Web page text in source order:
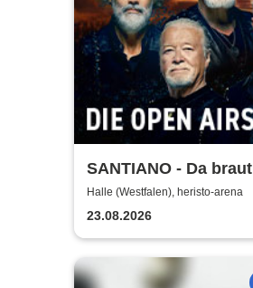
SANTIANO - Da
was zusammen -
2026
Halle (Westfalen), heristo-arena
23.08.2026